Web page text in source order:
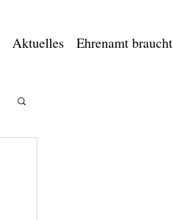
Aktuelles Ehrenamt